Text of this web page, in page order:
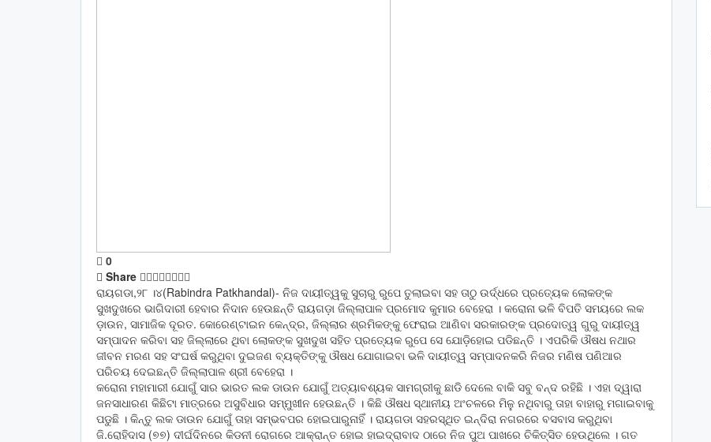
0
Share
ରାୟଗଡା,୨୮ ।୪(Rabindra Patkhandal)- ନିଜ ଦାୟୀତ୍ୱକୁ ସୁଚାରୁ ରୁପେ ତୁଲାଇବା ସହ ତାଠୁ ଉର୍ଦ୍ଧରେ ପ୍ରତ୍ୟେକ ଲୋକଙ୍କ
ସୁଖଦୁଖରେ ଭାଗିଦାରୀ ହେବାର ନିଦାନ ହେଉଛନ୍ତି ରାୟଗଡ଼ା ଜିଲ୍ଲାପାଳ ପ୍ରମୋଦ କୁମାର ବେହେରା । କରୋନା ଭଳି ବିପତି ସମୟରେ ଲକ
ଡ଼ାଉନ, ସାମାଜିକ ଦୂରତ. କୋରେଣ୍ଟାଇନ କେନ୍ଦ୍ର, ଜିଲ୍ଲାର ଶ୍ରମିକଙ୍କୁ ଫେରାଇ ଆଣିବା ସରକାରଙ୍କ ପ୍ରଦୋତ୍ୱ ଗୁରୁ ଦାୟୀତ୍ୱ
ସମ୍ପାଦନ କରିବା ସହ ଜିଲ୍ଲାରେ ଥିବା ଲୋକଙ୍କ ସୁଖଦୁଖ ସହିତ ପ୍ରତ୍ୟେକ ରୁପେ ସେ ଯୋଡ଼ିହୋଇ ପଡିଛନ୍ତି । ଏପରିକି ଔଷଧ ନଥାର
ଜୀବନ ମରଣ ସହ ସଂଘର୍ଷ କରୁଥିବା ଦୁଇଜଣ ବ୍ୟକ୍ତିଙ୍କୁ ଔଷଧ ଯୋଗାଇବା ଭଳି ଦାୟୀତ୍ୱ ସମ୍ପାଦନକରି ନିଜର ମଣିଷ ପଣିଆର
ପରିଚୟ ଦେଇଛନ୍ତି ଜିଲ୍ଲାପାଳ ଶ୍ରୀ ବେହେରା ।
କରୋନା ମହାମାରୀ ଯୋଗୁଁ ସାର ଭାରତ ଲକ ଡାଉନ ଯୋଗୁଁ ଅତ୍ୟାବଶ୍ୟକ ସାମଗ୍ରୀକୁ ଛାଡି ଦେଲେ ବାକି ସବୁ ବନ୍ଦ ରହିଛି । ଏହା ଦ୍ୱାରା
ଜନସାଧାରଣ କିଛିଟା ମାତ୍ରରେ ଅସୁବିଧାର ସମ୍ମୁଖୀନ ହେଉଛନ୍ତି । କିଛି ଔଷଧ ସ୍ଥାନୀୟ ଅଂଚଳରେ ମିଳୁ ନଥିବାରୁ ତାହା ବାହାରୁ ମଗାଇବାକୁ
ପଡୁଛି । କିନ୍ତୁ ଲକ ଡାଉନ ଯୋଗୁଁ ତାହା ସମ୍ଭବପର ହୋଇପାରୁନାହିଁ । ରାୟଗଡା ସହରସ୍ଥିତ ଇନ୍ଦିରା ନଗରରେ ବସବାସ କରୁଥିବା
ଜି.ରୋହିଦାସ (୭୭) ଦୀର୍ଘଦିନରେ କିଡନୀ ରୋଗରେ ଆକ୍ରାନ୍ତ ହୋଇ ହାଇଦ୍ରାବାଦ ଠାରେ ନିଜ ପୁଅ ପାଖରେ ଚିକିତ୍ସିତ ହେଉଥିଲେ । ଗତ